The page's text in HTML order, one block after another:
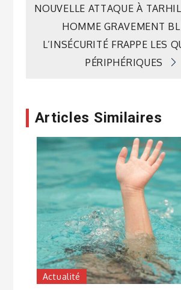
l’article
NOUVELLE ATTAQUE À
HOMME GRAVEMENT
L’INSÉCURITÉ FRAPPE LES
PÉRIPHÉRIQUES
Articles Similaires
Actualité